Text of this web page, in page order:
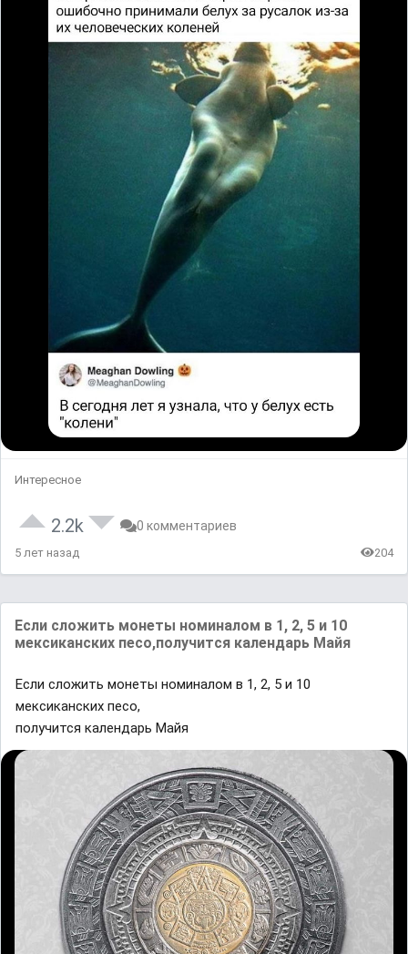
Интересное
2.2k 0 комментариев
5 лет назад 204
Если сложить монeты номинaлом в 1, 2, 5 и 10
мeксиканских песо,получится календарь Майя
Если сложить монeты номинaлом в 1, 2, 5 и 10
мeксиканских песо,
получится календарь Майя